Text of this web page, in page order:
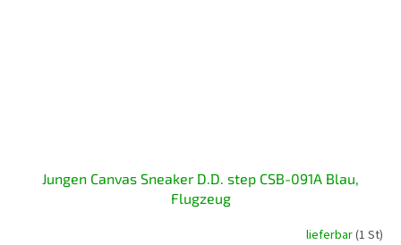
Jungen Canvas Sneaker D.D. step CSB-091A Blau,
Flugzeug
lieferbar(1 St)